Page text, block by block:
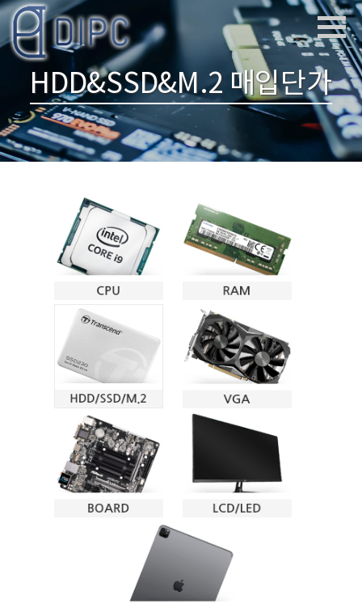
HDD&SSD&M.2 매입단가